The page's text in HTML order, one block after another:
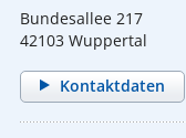
Bundesallee 217
42103 Wuppertal
Kontaktdaten